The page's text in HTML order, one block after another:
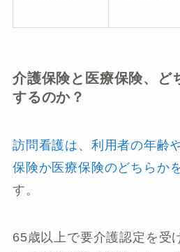
介護保険と医療保険、ど
するのか？
訪問看護は、利用者の年齢
保険か医療保険のどちらか
す。
65歳以上で要介護認定を受